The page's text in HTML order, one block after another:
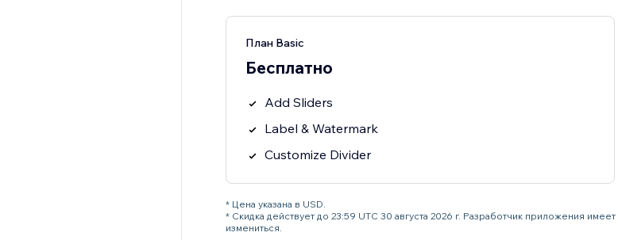
План Basic
Бесплатно
Add Sliders
Label & Watermark
Customize Divider
* Цена указана в USD.
* Скидка действует до 23:59 UTC 30 августа 2026 г. Разработчик приложения
измениться.